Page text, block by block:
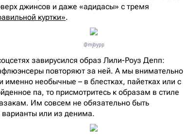
джинсов и даже «адидасы» с тремя
куртки».
@mjbypp
завирусился образ Лили-Роуз Депп:
повторяют за ней. А мы внимательно
необычные – в блестках, пайетках или с
па, то присмотритесь к образам в стиле
Им совсем не обязательно быть
или из денима.